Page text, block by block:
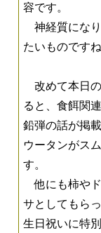
容です。
神経質にな
たいものですね
改めて本日
ると、食餌関
鉛弾の話が掲
ウータンがス
す。
他にも柿や
サとしてもら
生日祝いに特